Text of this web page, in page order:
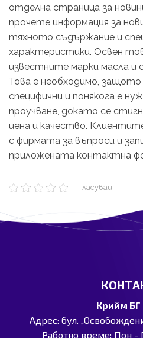
отделна страница за
прочете информация за
тяхното съдържание и
характеристики. Освен
известните марки масла и
Това е необходимо,
специфични и понякога е
проучване, докато се
цена и качество.
с фирмата за въпроси и
приложената контактна
Гласувай
Крийм
Адрес: бул.
Работно време: Пон -